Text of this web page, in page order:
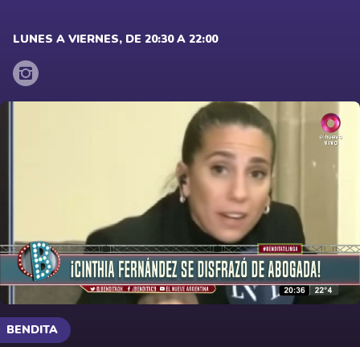
LUNES A VIERNES, DE 20:30 A 22:00
BENDITA